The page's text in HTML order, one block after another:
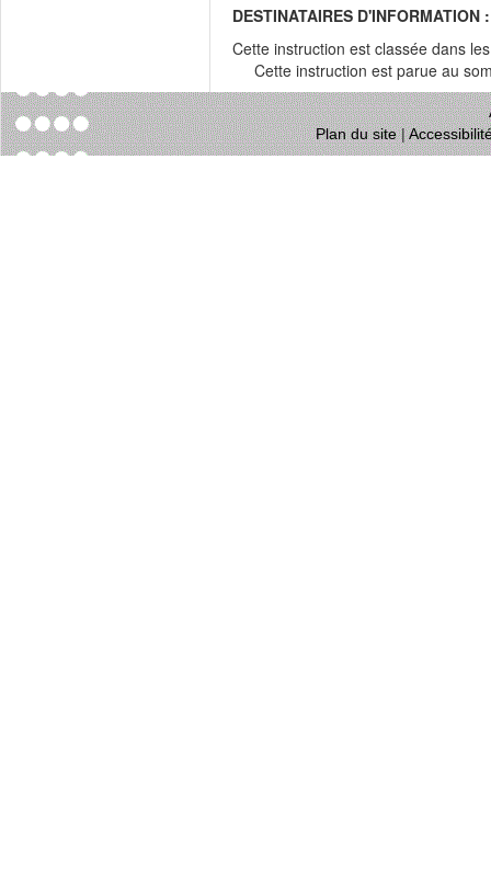
DESTINATAIRES D'INFORMATION :
Cette instruction est classée dans
Cette instruction est parue au
Plan du site|